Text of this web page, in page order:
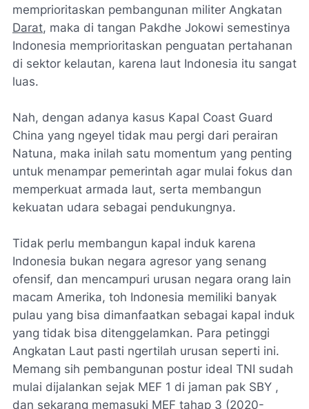
memprioritaskan pembangunan militer Angkatan
Darat, maka di tangan Pakdhe Jokowi semestinya
Indonesia memprioritaskan penguatan pertahanan
di sektor kelautan, karena laut Indonesia itu sangat
luas.
Nah, dengan adanya kasus Kapal Coast Guard
China yang ngeyel tidak mau pergi dari perairan
Natuna, maka inilah satu momentum yang penting
untuk menampar pemerintah agar mulai fokus dan
memperkuat armada laut, serta membangun
kekuatan udara sebagai pendukungnya.
Tidak perlu membangun kapal induk karena
Indonesia bukan negara agresor yang senang
ofensif, dan mencampuri urusan negara orang lain
macam Amerika, toh Indonesia memiliki banyak
pulau yang bisa dimanfaatkan sebagai kapal induk
yang tidak bisa ditenggelamkan. Para petinggi
Angkatan Laut pasti ngertilah urusan seperti ini.
Memang sih pembangunan postur ideal TNI sudah
mulai dijalankan sejak MEF 1 di jaman pak SBY ,
dan sekarang memasuki MEF tahap 3 (2020-